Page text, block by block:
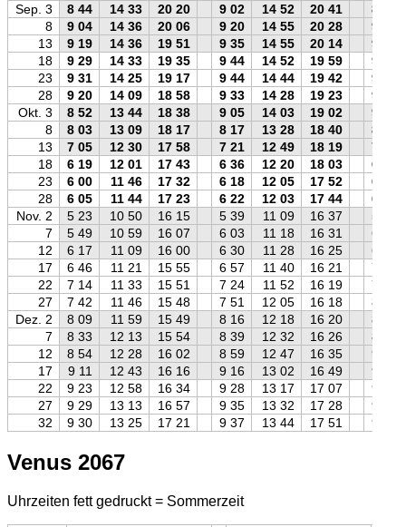
Sep. 3
8 44 14 33 20 20 9 02 14 52 20 41
8 58
8
9 04 14 36 20 06 9 20 14 55 20 28
9 18
13
9 19 14 36 19 51 9 35 14 55 20 14
9 35
18
9 29 14 33 19 35 9 44 14 52 19 59
9 45
23
9 31 14 25 19 17 9 44 14 44 19 42
9 48
28
9 20 14 09 18 58 9 33 14 28 19 23
9 37
Okt. 3
8 52 13 44 18 38 9 05 14 03 19 02
9 08
8
8 03 13 09 18 17 8 17 13 28 18 40
8 18
13
7 05 12 30 17 58 7 21 12 49 18 19
7 20
18
6 19 12 01 17 43 6 36 12 20 18 03
6 33
23
6 00 11 46 17 32 6 18 12 05 17 52
6 14
28
6 05 11 44 17 23 6 22 12 03 17 44
6 19
Nov. 2
5 23 10 50 16 15 5 39 11 09 16 37
5 38
7
5 49 10 59 16 07 6 03 11 18 16 31
6 04
12
6 17 11 09 16 00 6 30 11 28 16 25
6 33
17
6 46 11 21 15 55 6 57 11 40 16 21
7 03
22
7 14 11 33 15 51 7 24 11 52 16 19
7 32
27
7 42 11 46 15 48 7 51 12 05 16 18
8 01
Dez. 2
8 09 11 59 15 49 8 16 12 18 16 20
8 28
7
8 33 12 13 15 54 8 39 12 32 16 26
8 53
12
8 54 12 28 16 02 8 59 12 47 16 35
9 14
17
9 11 12 43 16 16 9 16 13 02 16 49
9 31
22
9 23 12 58 16 34 9 28 13 17 17 07
9 43
27
9 29 13 13 16 57 9 35 13 32 17 28
9 49
32
9 30 13 25 17 21 9 37 13 44 17 51 9 49
Venus 2067
Uhrzeiten fett gedruckt = Sommerzeit